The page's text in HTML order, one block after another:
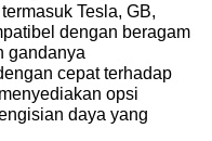
Tesla, GB,
dengan beragam
gandanya
cepat terhadap
opsi
daya yang